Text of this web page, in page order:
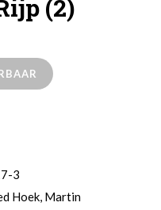
(2)
3
Hoek, Martin